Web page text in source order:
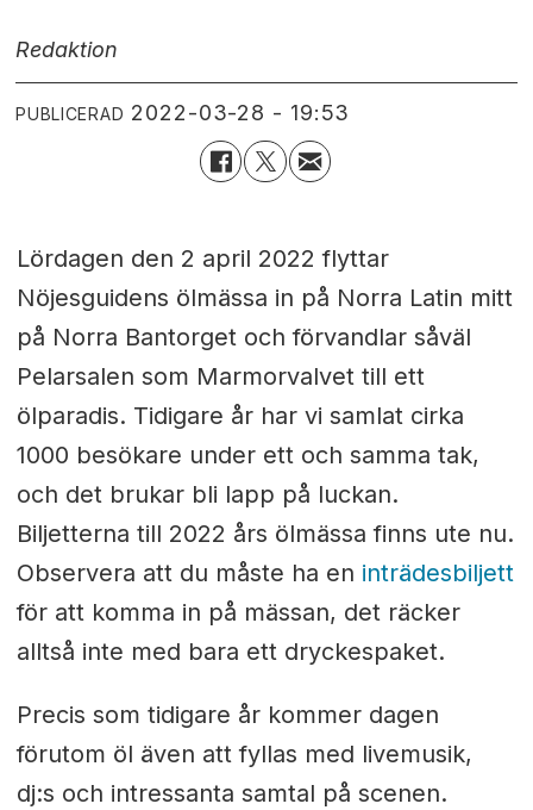
Redaktion
PUBLICERAD 2022-03-28 - 19:53
Lördagen den 2 april 2022 flyttar
Nöjesguidens ölmässa in på Norra Latin mitt
på Norra Bantorget och förvandlar såväl
Pelarsalen som Marmorvalvet till ett
ölparadis. Tidigare år har vi samlat cirka
1000 besökare under ett och samma tak,
och det brukar bli lapp på luckan.
Biljetterna till 2022 års ölmässa finns ute nu.
Observera att du måste ha en inträdesbiljett
för att komma in på mässan, det räcker
alltså inte med bara ett dryckespaket.
Precis som tidigare år kommer dagen
förutom öl även att fyllas med livemusik,
dj:s och intressanta samtal på scenen.